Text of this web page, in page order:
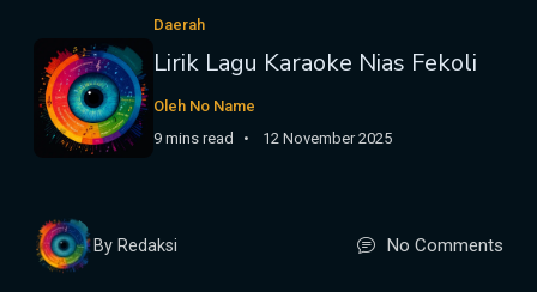
Daerah
Lirik Lagu Karaoke Nias Fekoli
Oleh No Name
9 mins read
12 November 2025
By Redaksi No Comments